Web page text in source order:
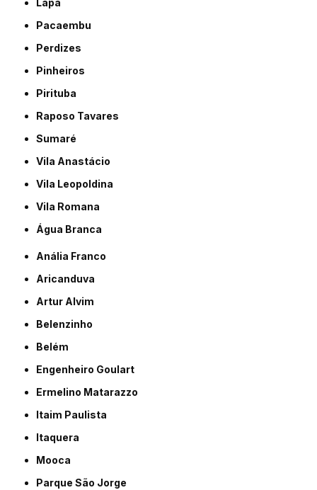
Lapa
Pacaembu
Perdizes
Pinheiros
Pirituba
Raposo Tavares
Sumaré
Vila Anastácio
Vila Leopoldina
Vila Romana
Água Branca
Anália Franco
Aricanduva
Artur Alvim
Belenzinho
Belém
Engenheiro Goulart
Ermelino Matarazzo
Itaim Paulista
Itaquera
Mooca
Parque São Jorge